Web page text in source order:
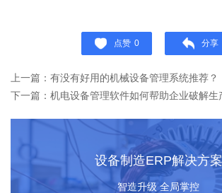
点赞 0 分享
上一篇：有没有好用的机械设备管理系统推荐？
下一篇：机电设备管理软件如何帮助企业破解生
设备制造ERP解决方案
智造升级 全局掌控